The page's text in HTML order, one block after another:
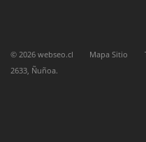
© 2026 webseo.cl Mapa Sitio
2633, Ñuñoa.